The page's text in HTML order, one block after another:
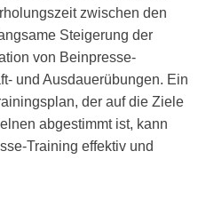
zwischen den
Steigerung der
von Beinpresse-
und Ausdauerübungen. Ein
der auf die Ziele
abgestimmt ist, kann
Training effektiv und